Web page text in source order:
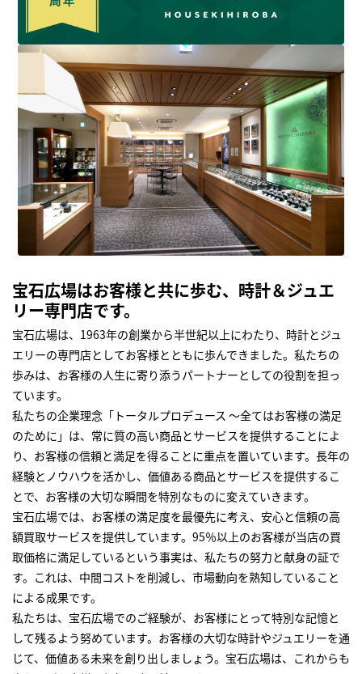
宝石広場はお客様と共に歩む、時計＆ジュエ
リー専門店です。
宝石広場は、1963年の創業から半世紀以上にわたり、時計とジュ
エリーの専門店としてお客様とともに歩んできました。私たちの
歩みは、お客様の人生に寄り添うパートナーとしての役割を担っ
ています。
私たちの企業理念「トータルプロデュース ～全てはお客様の満足
のために」は、常に質の高い商品とサービスを提供することによ
り、お客様の信頼と満足を得ることに重点を置いています。長年の
経験とノウハウを活かし、価値ある商品とサービスを提供するこ
とで、お客様の大切な瞬間を特別なものに変えていきます。
宝石広場では、お客様の満足度を最優先に考え、安心と信頼の高
額買取サービスを提供しています。95％以上のお客様が当店の買
取価格に満足しているという事実は、私たちの努力と献身の証で
す。これは、中間コストを削減し、市場動向を熟知していること
による成果です。
私たちは、宝石広場でのご経験が、お客様にとって特別な記憶と
して残るよう努めています。お客様の大切な時計やジュエリーを通
じて、価値ある未来を創り出しましょう。宝石広場は、これからも